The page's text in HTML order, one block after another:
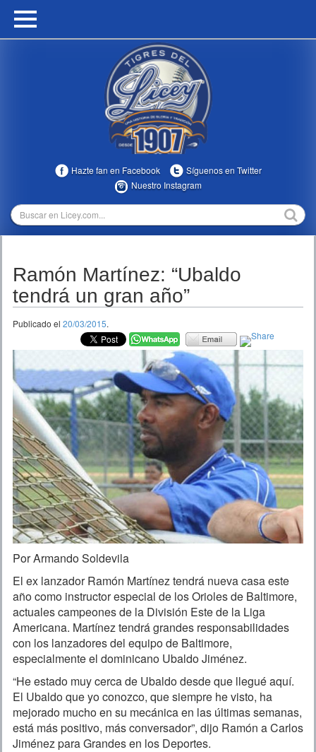
HOME
MULTIMEDIA
TEMPORADAS
Hazte fan en Facebook
Síguenos en Twitter
Nuestro Instagram
Ramón Martínez: “Ubaldo
tendrá un gran año”
Publicado el 20/03/2015.
Por Armando Soldevila
El ex lanzador Ramón Martínez tendrá nueva casa este
año como instructor especial de los Orioles de Baltimore,
actuales campeones de la División Este de la Liga
Americana. Martínez tendrá grandes responsabilidades
con los lanzadores del equipo de Baltimore,
especialmente el dominicano Ubaldo Jiménez.
“He estado muy cerca de Ubaldo desde que llegué aquí.
El Ubaldo que yo conozco, que siempre he visto, ha
mejorado mucho en su mecánica en las últimas semanas,
está más positivo, más conversador”, dijo Ramón a Carlos
Jiménez para Grandes en los Deportes.